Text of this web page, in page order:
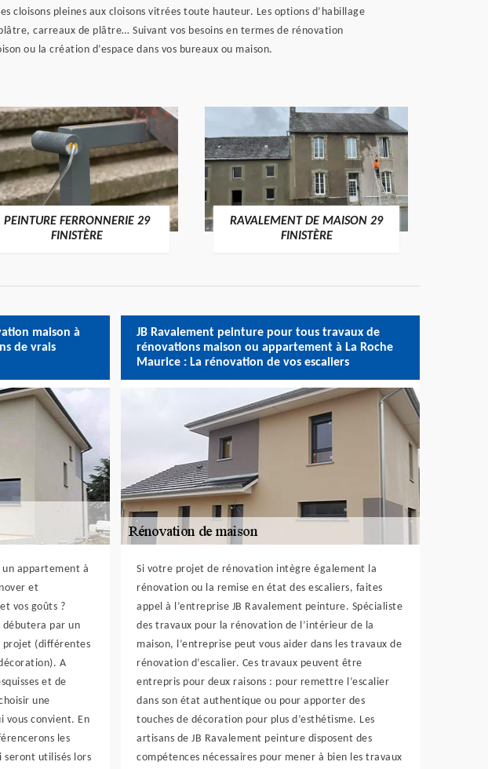
pleines aux cloisons vitrées toute hauteur. Les options d’habillage
carreaux de plâtre… Suivant vos besoins en termes de rénovation
ou la création d’espace dans vos bureaux ou maison.
PEINTURE FERRONNERIE 29
FINISTÈRE
RAVALEMENT DE MAISON 29
FINISTÈRE
maison à
de vrais
un appartement à
et
vos goûts ?
débutera par un
projet (différentes
A
et de
une
convient. En
les
utilisés lors
JB Ravalement peinture pour tous travaux de
rénovations maison ou appartement à La Roche
Maurice : La rénovation de vos escaliers
Si votre projet de rénovation intègre également la
rénovation ou la remise en état des escaliers, faites
appel à l’entreprise JB Ravalement peinture. Spécialiste
des travaux pour la rénovation de l’intérieur de la
maison, l’entreprise peut vous aider dans les travaux de
rénovation d’escalier. Ces travaux peuvent être
entrepris pour deux raisons : pour remettre l’escalier
dans son état authentique ou pour apporter des
touches de décoration pour plus d’esthétisme. Les
artisans de JB Ravalement peinture disposent des
compétences nécessaires pour mener à bien les travaux